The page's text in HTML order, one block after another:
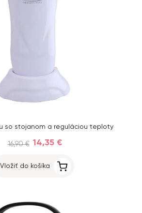
so stojanom a reguláciou teploty
16,90 € 14,35 €
Vložiť do košíka